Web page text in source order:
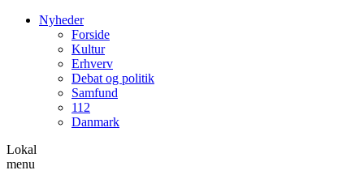
Nyheder
Forside
Kultur
Erhverv
Debat og politik
Samfund
112
Danmark
Lokal
menu